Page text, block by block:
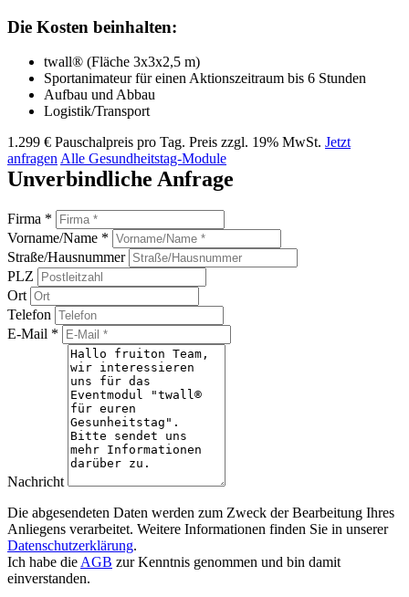
Die Kosten beinhalten:
twall® (Fläche 3x3x2,5 m)
Sportanimateur für einen Aktionszeitraum bis 6 Stunden
Aufbau und Abbau
Logistik/Transport
1.299 € Pauschalpreis pro Tag. Preis zzgl. 19% MwSt. Jetzt
anfragen Alle Gesundheitstag-Module
Unverbindliche Anfrage
Firma *
Vorname/Name *
Straße/Hausnummer
PLZ
Ort
Telefon
E-Mail *
Nachricht
Die abgesendeten Daten werden zum Zweck der Bearbeitung Ihres
Anliegens verarbeitet. Weitere Informationen finden Sie in unserer
Datenschutzerklärung.
Ich habe die AGB zur Kenntnis genommen und bin damit
einverstanden.